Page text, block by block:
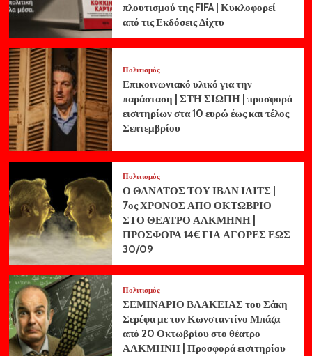
πλουτισμού της FIFA | Κυκλοφορεί
από τις Εκδόσεις Δίχτυ
Πολιτισμός
Επικοινωνιακό υλικό για την
παράσταση | ΣΤΗ ΣΙΩΠΗ | προσφορά
εισιτηρίων στα 10 ευρώ έως και τέλος
Σεπτεμβρίου
Πολιτισμός
Ο ΘΑΝΑΤΟΣ ΤΟΥ ΙΒΑΝ ΙΛΙΤΣ |
7ος ΧΡΟΝΟΣ ΑΠΟ ΟΚΤΩΒΡΙΟ
ΣΤΟ ΘΕΑΤΡΟ ΑΛΚΜΗΝΗ |
ΠΡΟΣΦΟΡΑ 14€ ΓΙΑ ΑΓΟΡΕΣ ΕΩΣ
30/09
Πολιτισμός
ΣΕΜΙΝΑΡΙΟ ΒΛΑΚΕΙΑΣ του Σάκη
Σερέφα με τον Κωνσταντίνο Μπάζα
από 20 Οκτωβρίου στο θέατρο
ΑΛΚΜΗΝΗ | Προσφορά εισιτηρίου